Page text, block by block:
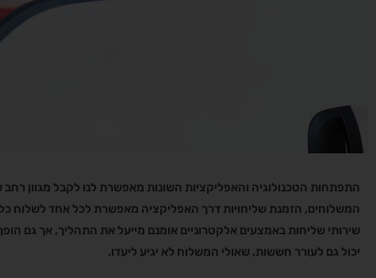
התפתחות הטכנולוגיה והאפליקציות השונות מאפשרת לנו לקבל מגוון
המשלוחים, הזמנת שליחויות דרך האפליקציה מאפשרת לכל אחד לשלוח
שירותי שליחות באמצעים אלקטרוניים אומנם מייעל את התהליך, אך גם
יכול גם לעורר חששות, שאולי המשלוח לא יגיע ליעדו.